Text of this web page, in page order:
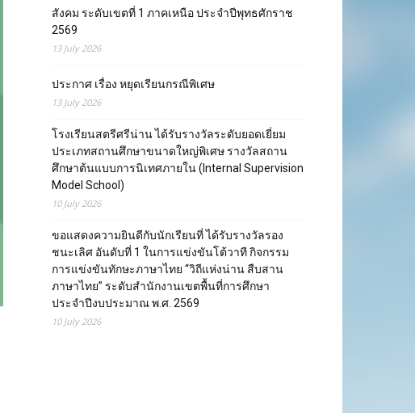
สังคม ระดับเขตที่ 1 ภาคเหนือ ประจำปีพุทธศักราช
2569
13 July 2026
ประกาศ เรื่อง หยุดเรียนกรณีพิเศษ
13 July 2026
โรงเรียนสตรีศรีน่าน ได้รับรางวัลระดับยอดเยี่ยม
ประเภทสถานศึกษาขนาดใหญ่พิเศษ รางวัลสถาน
ศึกษาต้นแบบการนิเทศภายใน (Internal Supervision
Model School)
10 July 2026
ขอแสดงความยินดีกับนักเรียนที่ ได้รับรางวัลรอง
ชนะเลิศ อันดับที่ 1 ในการแข่งขันโต้วาที กิจกรรม
การแข่งขันทักษะภาษาไทย “วิถีแห่งน่าน สืบสาน
ภาษาไทย” ระดับสำนักงานเขตพื้นที่การศึกษา
ประจำปีงบประมาณ พ.ศ. 2569
10 July 2026